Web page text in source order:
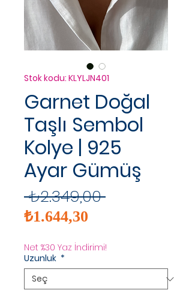
Stok kodu: KLYLJN401
Garnet Doğal
Taşlı Sembol
Kolye | 925
Ayar Gümüş
₺2.349,00 Normal
₺1.644,30
Net %30 Yaz İndirimi!
Uzunluk *